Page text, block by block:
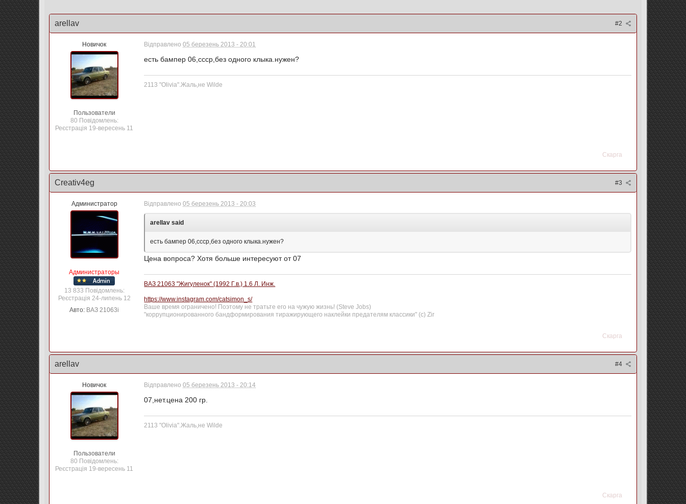
#2
arellav
Новичок
Пользователи
80 Повідомлень:
Реєстрація 19-вересень 11
Відправлено05 березень 2013 - 20:01
есть бампер 06,ссср,без одного клыка.нужен?
2113 "Olivia".Жаль,не Wilde
Скарга
#3
Creativ4eg
Администратор
Администраторы
13 833 Повідомлень:
Реєстрація 24-липень 12
Авто: ВАЗ 21063i
Відправлено05 березень 2013 - 20:03
arellav said
есть бампер 06,ссср,без одного клыка.нужен?
Цена вопроса? Хотя больше интересуют от 07
ВАЗ 21063 "Жигуленок" (1992 Г.в.) 1.6 Л. Инж.
https://www.instagram.com/catsimon_s/
Ваше время ограничено! Поэтому не тратьте его на чужую жизнь! (Steve Jobs)
"коррупционированного бандформирования тиражирующего наклейки предателям классики" (с) Zir
Скарга
#4
arellav
Новичок
Пользователи
80 Повідомлень:
Реєстрація 19-вересень 11
Відправлено05 березень 2013 - 20:14
07,нет.цена 200 гр.
2113 "Olivia".Жаль,не Wilde
Скарга